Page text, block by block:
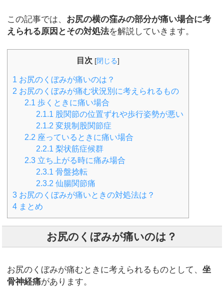
この記事では、 お尻の横の窪みの部分が痛い場合に考
えられる原因とその対処法を解説していきます。
目次 [閉じる]
1 お尻のくぼみが痛いのは？
2 お尻のくぼみが痛む状況別に考えられるもの
2.1 歩くときに痛い場合
2.1.1 股関節の位置ずれや歩行姿勢が悪い
2.1.2 変規制股関節症
2.2 座っているときに痛い場合
2.2.1 梨状筋症候群
2.3立ち上がる時に痛み場合
2.3.1 骨盤捻転
2.3.2 仙腸関節痛
3 お尻のくぼみが痛いときの対処法は？
4 まとめ
お尻のくぼみが痛いのは？
お尻のくぼみが痛むときに考えられるものとして、坐
骨神経痛があります。